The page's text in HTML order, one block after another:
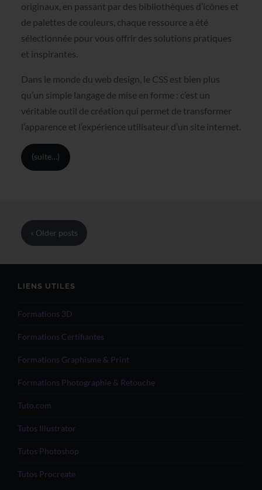
originaux, en passant par des bibliothèques d’icônes et
de palettes de couleurs, chaque ressource a été
sélectionnée pour vous offrir des solutions pratiques
et inspirantes.
Dans le monde du web design, le CSS est bien plus
qu’un simple langage de mise en forme : c’est un
véritable outil de création qui permet de transformer
l’apparence et l’expérience utilisateur d’un site internet.
(suite…)
« Older posts
LIENS UTILES
Formations 3D
Formations Certifiantes
Formations Graphisme & Print
Formations Photographie & Retouche
Tuto.com
Tutos Illustrator
Tutos Photoshop
Tutos Procreate